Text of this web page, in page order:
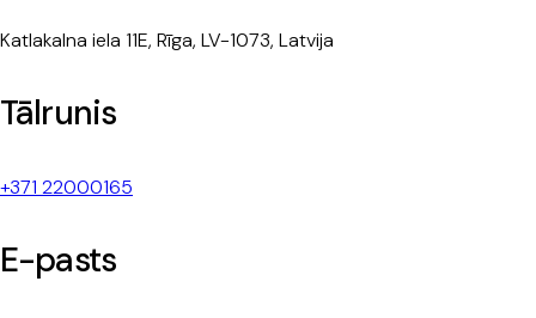
Katlakalna iela 11E, Rīga, LV-1073, Latvija
Tālrunis
+371 22000165
E-pasts